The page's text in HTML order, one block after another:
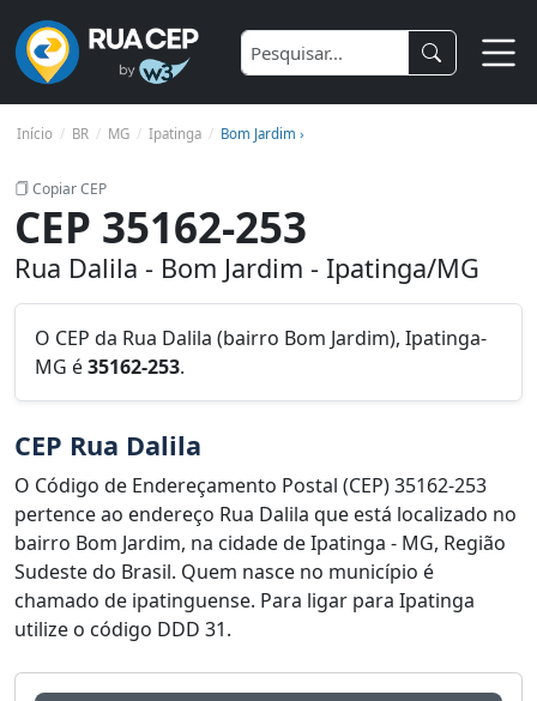
Início BR MG Ipatinga Bom Jardim ›
Copiar CEP
CEP 35162-253
Rua Dalila - Bom Jardim - Ipatinga/MG
O CEP da Rua Dalila (bairro Bom Jardim), Ipatinga-
MG é35162-253.
CEP Rua Dalila
O Código de Endereçamento Postal (CEP) 35162-253
pertence ao endereço Rua Dalila que está localizado no
bairro Bom Jardim, na cidade de Ipatinga - MG, Região
Sudeste do Brasil. Quem nasce no município é
chamado de ipatinguense. Para ligar para Ipatinga
utilize o código DDD 31.